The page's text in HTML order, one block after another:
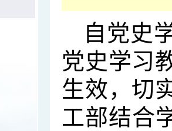
自党史
党史学习
生效，切
工部结合